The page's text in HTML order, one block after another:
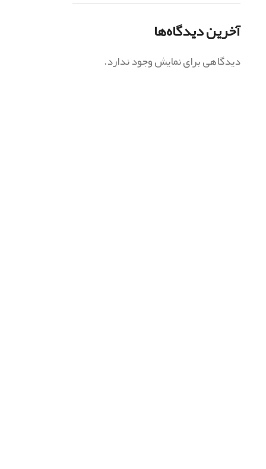
آخرین دیدگاه‌ها
دیدگاهی برای نمایش وجود ندارد.